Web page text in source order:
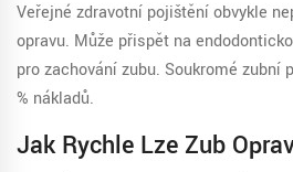
Veřejné zdravotní pojištění obvykle
opravu. Může přispět na
pro zachování zubu. Soukromé zubní
% nákladů.
Jak Rychle Lze Zub